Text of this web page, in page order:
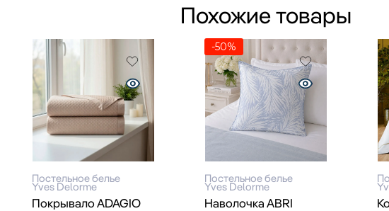
Похожие товары
Постельное белье
Yves Delorme
Покрывало ADAGIO
-50%
Постельное белье
Yves Delorme
Наволочка ABRI